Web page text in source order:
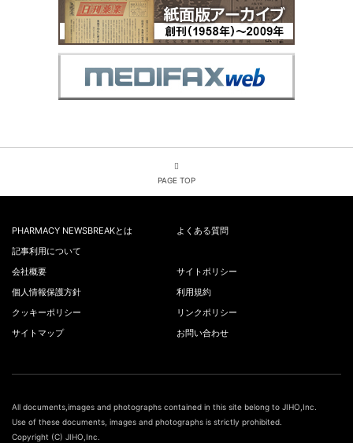
PAGE TOP
PHARMACY NEWSBREAKとは
よくある質問
記事利用について
会社概要
サイトポリシー
個人情報保護方針
利用規約
クッキーポリシー
リンクポリシー
サイトマップ
お問い合わせ
All documents,images and photographs contained in this site belong to JIHO,Inc.
Use of these documents, images and photographs is strictly prohibited.
Copyright (C) JIHO,Inc.